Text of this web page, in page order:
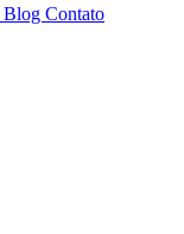
Blog Contato